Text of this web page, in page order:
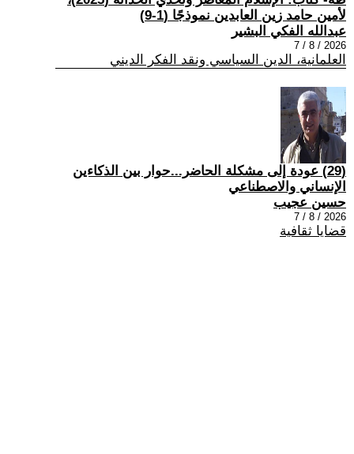
لأمين حامد زين العابدين نموذجًا (1-9)
عبدالله الفكي البشير
2026 / 8 / 7
العلمانية، الدين السياسي ونقد الفكر الديني
(29) عودة إلى مشكلة الحاضر...حوار بين الذكاءين
الإنساني والاصطناعي
حسين عجيب
2026 / 8 / 7
قضايا ثقافية